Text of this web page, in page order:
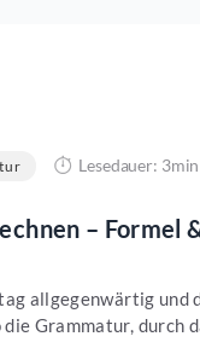
Lesedauer: 3min
– Formel
allgegenwärtig
Grammatur, durch